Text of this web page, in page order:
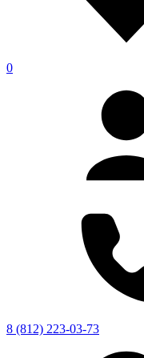
0
8 (812) 223-03-73